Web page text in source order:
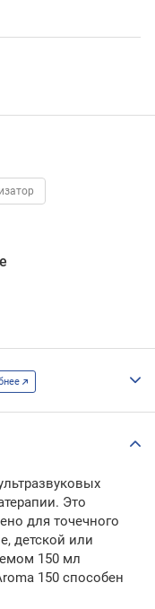
Это
для точечного
детской или
150 мл
150 способен